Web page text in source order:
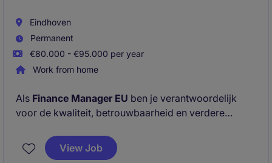
Eindhoven
Permanent
€80.000 - €95.000 per year
Work from home
Als Finance Manager EU ben je verantwoordelijk
voor de kwaliteit, betrouwbaarheid en verdere
binnen meerdere Europese entiteiten. Je bent
verantwoordelijk voor een team van 15 FTE met 4
View Job